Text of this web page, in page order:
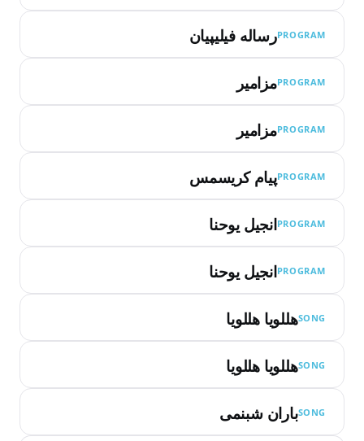
PROGRAMرساله فیلیپیان
PROGRAMمزامیر
PROGRAMمزامیر
PROGRAMپیام کریسمس
PROGRAMانجیل یوحنا
PROGRAMانجیل یوحنا
SONGهللویا هللویا
SONGهللویا هللویا
SONGباران شبنمی